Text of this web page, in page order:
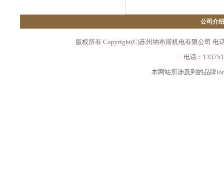
公司介绍
版权所有 Copyright(C)苏州纳布斯机电有限公司 电
电话：
本网站所涉及到的品牌